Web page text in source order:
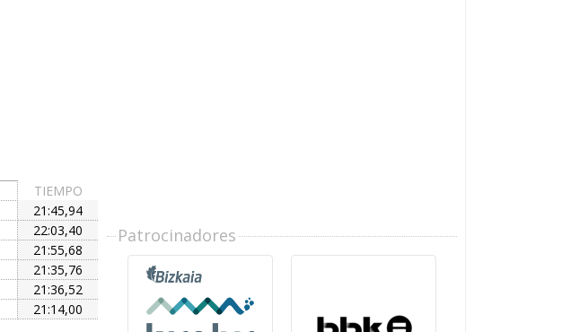
TIEMPO
21:45,94
22:03,40
21:55,68
21:35,76
21:36,52
21:14,00
Patrocinadores